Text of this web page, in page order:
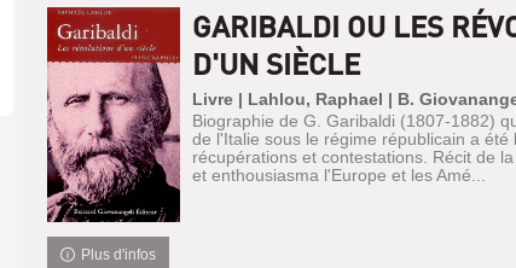
GARIBALDI OU LES
D'UN SIÈCLE
Livre | Lahlou, Raphael | B.
Biographie de G. Garibaldi (1807-1882)
de l'Italie sous le régime républicain a été
récupérations et contestations. Récit de
et enthousiasma l'Europe et les Amé...
Plus d'infos